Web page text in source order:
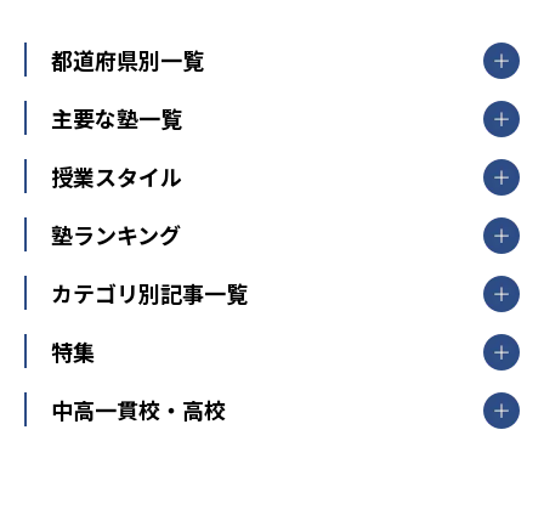
都道府県別一覧
北海道・東北
山形県
福島県
関東
東京都
神奈川県
茨城県
栃木県
群馬県
新潟県
中部
愛知県
静岡県
長野県
主要な塾一覧
【掲載塾一覧を見る】
東京個別指導学院
明光義塾
個別教室のトライ
武田塾
授業スタイル
個別指導
オンライン指導
塾ランキング
中学受験ランキング
カテゴリ別記事一覧
中学受験
大学受験
特集
開成番長直伝！子どもの受験を成功させる方法
中高一貫校・高校